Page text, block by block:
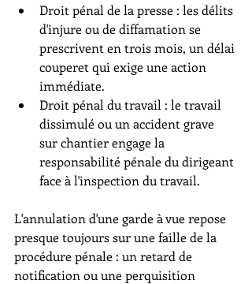
Droit pénal de la presse : les délits
d'injure ou de diffamation se
prescrivent en trois mois, un délai
couperet qui exige une action
immédiate.
Droit pénal du travail : le travail
dissimulé ou un accident grave
sur chantier engage la
responsabilité pénale du dirigeant
face à l'inspection du travail.
L'annulation d'une garde à vue repose
presque toujours sur une faille de la
procédure pénale : un retard de
notification ou une perquisition